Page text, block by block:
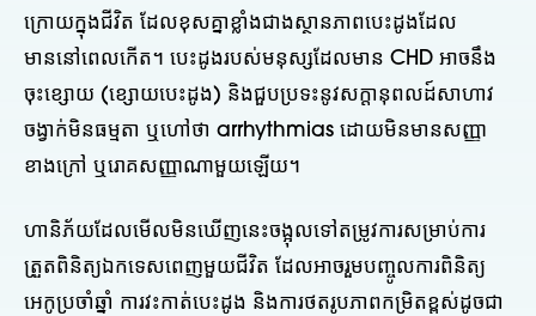
ក្រោយក្នុងជីវិត ដែលខុសគ្នាខ្លាំងជាងស្ថានភាពបេះដូងដែល
មាននៅពេលកើត។ បេះដូងរបស់មនុស្សដែលមាន CHD អាចនឹង
ចុះខ្សោយ (ខ្សោយបេះដូង) និងជួបប្រទះនូវសក្តានុពលដ៍សាហាវ
ចង្វាក់មិនធម្មតា ឬហៅថា arrhythmias ដោយមិនមានសញ្ញា
ខាងក្រៅ ឬរោគសញ្ញាណាមួយឡើយ។
ហានិភ័យដែលមើលមិនឃើញនេះចង្អុលទៅតម្រូវការសម្រាប់ការ
ត្រួតពិនិត្យឯកទេសពេញមួយជីវិត ដែលអាចរួមបញ្ចូលការពិនិត្យ
អេកូប្រចាំឆ្នាំ ការវះកាត់បេះដូង និងការថតរូបភាពកម្រិតខ្ពស់ដូចជា